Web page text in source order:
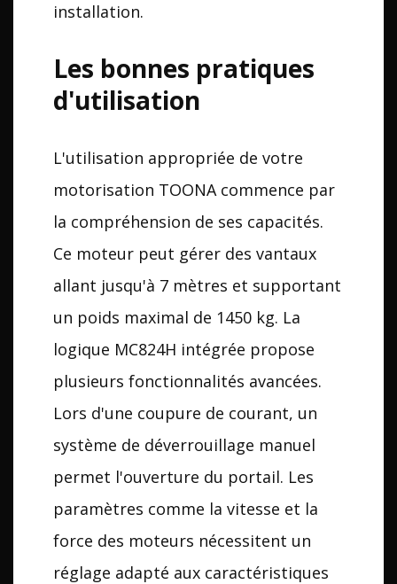
installation.
Les bonnes pratiques
d'utilisation
L'utilisation appropriée de votre
motorisation TOONA commence par
la compréhension de ses capacités.
Ce moteur peut gérer des vantaux
allant jusqu'à 7 mètres et supportant
un poids maximal de 1450 kg. La
logique MC824H intégrée propose
plusieurs fonctionnalités avancées.
Lors d'une coupure de courant, un
système de déverrouillage manuel
permet l'ouverture du portail. Les
paramètres comme la vitesse et la
force des moteurs nécessitent un
réglage adapté aux caractéristiques